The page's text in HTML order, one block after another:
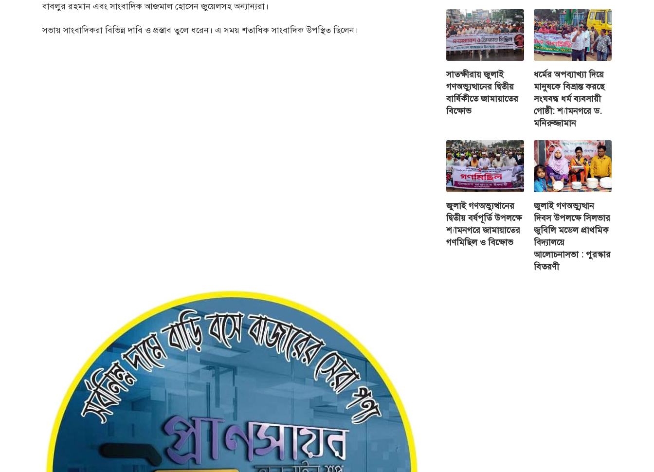
বাবলুর রহমান এবং সাংবাদিক আজমাল হোসেন জুয়েলসহ অন্যান্যরা।
সভায় সাংবাদিকরা বিভিন্ন দাবি ও প্রস্তাব তুলে ধরেন। এ সময় শতাধিক সাংবাদিক উপস্থিত ছিলেন।
সাতক্ষীরায় জুলাই
গণঅভ্যুত্থানের দ্বিতীয়
বার্ষিকীতে জামায়াতের
বিক্ষোভ
ধর্মের অপব্যাখ্যা দিয়ে
মানুষকে বিভ্রান্ত করছে
সংঘবদ্ধ ধর্ম ব্যবসায়ী
গোষ্ঠী: শ্যামনগরে ড.
মনিরুজ্জামান
জুলাই গণঅভ্যুত্থানের
দ্বিতীয় বর্ষপূর্তি উপলক্ষে
শ্যামনগরে জামায়াতের
গণমিছিল ও বিক্ষোভ
জুলাই গণঅভ্যু্ত্থান
দিবস উপলক্ষে সিলভার
জুবিলি মডেল প্রাথমিক
বিদ্যালয়ে
আলোচনাসভা : পুরস্কার
বিতরণী